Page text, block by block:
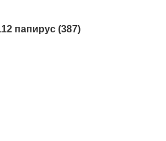
папирус (387)